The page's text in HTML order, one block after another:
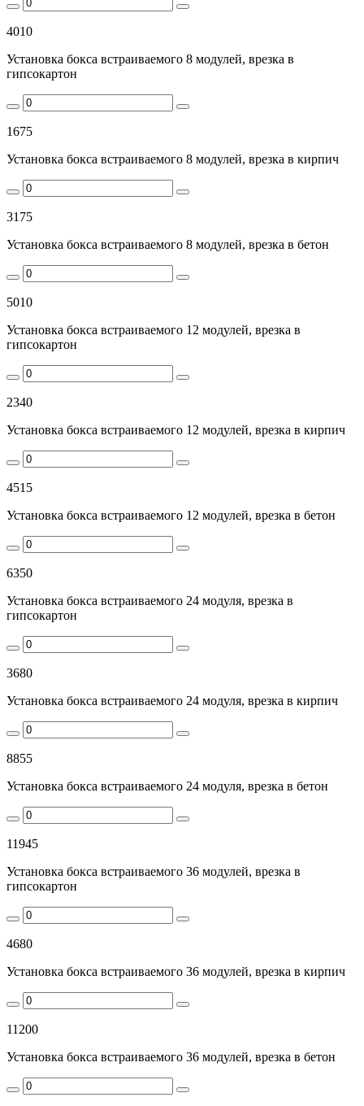
4010
Установка бокса встраиваемого 8 модулей, врезка в
гипсокартон
1675
Установка бокса встраиваемого 8 модулей, врезка в кирпич
3175
Установка бокса встраиваемого 8 модулей, врезка в бетон
5010
Установка бокса встраиваемого 12 модулей, врезка в
гипсокартон
2340
Установка бокса встраиваемого 12 модулей, врезка в кирпич
4515
Установка бокса встраиваемого 12 модулей, врезка в бетон
6350
Установка бокса встраиваемого 24 модуля, врезка в
гипсокартон
3680
Установка бокса встраиваемого 24 модуля, врезка в кирпич
8855
Установка бокса встраиваемого 24 модуля, врезка в бетон
11945
Установка бокса встраиваемого 36 модулей, врезка в
гипсокартон
4680
Установка бокса встраиваемого 36 модулей, врезка в кирпич
11200
Установка бокса встраиваемого 36 модулей, врезка в бетон